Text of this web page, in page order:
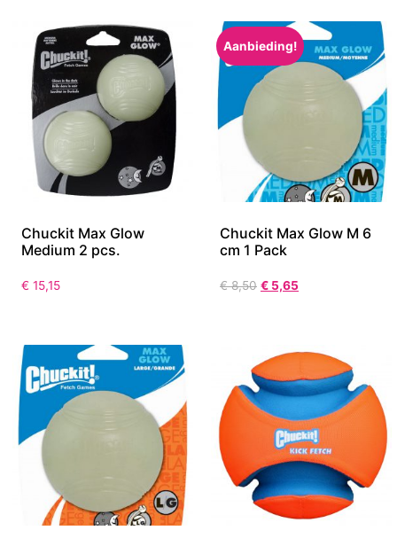
Chuckit Max Glow
Medium 2 pcs.
€ 15,15
Aanbieding!
Chuckit Max Glow M 6
cm 1 Pack
€8,50 € 5,65